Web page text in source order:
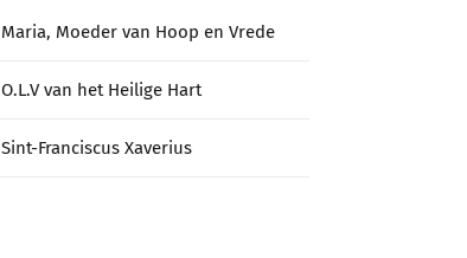
Maria, Moeder van Hoop en Vrede
O.L.V van het Heilige Hart
Sint-Franciscus Xaverius